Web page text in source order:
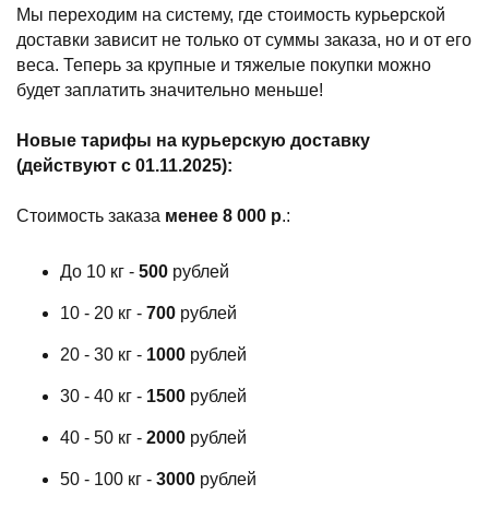
Мы переходим на систему, где стоимость курьерской
доставки зависит не только от суммы заказа, но и от его
веса. Теперь за крупные и тяжелые покупки можно
будет заплатить значительно меньше!
Новые тарифы на курьерскую доставку
(действуют с 01.11.2025):
Стоимость заказа менее 8 000 р.:
До 10 кг - 500 рублей
10 - 20 кг - 700 рублей
20 - 30 кг - 1000 рублей
30 - 40 кг - 1500 рублей
40 - 50 кг - 2000 рублей
50 - 100 кг - 3000 рублей